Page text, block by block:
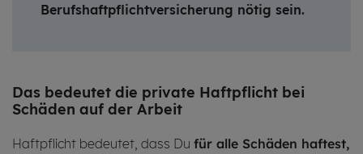
Berufshaftpflichtversicherung nötig sein.
Das be­deu­tet die pri­va­te Haft­pflicht bei
Schä­den auf der Ar­beit
Haftpflicht bedeutet, dass Du für alle Schäden haftest,